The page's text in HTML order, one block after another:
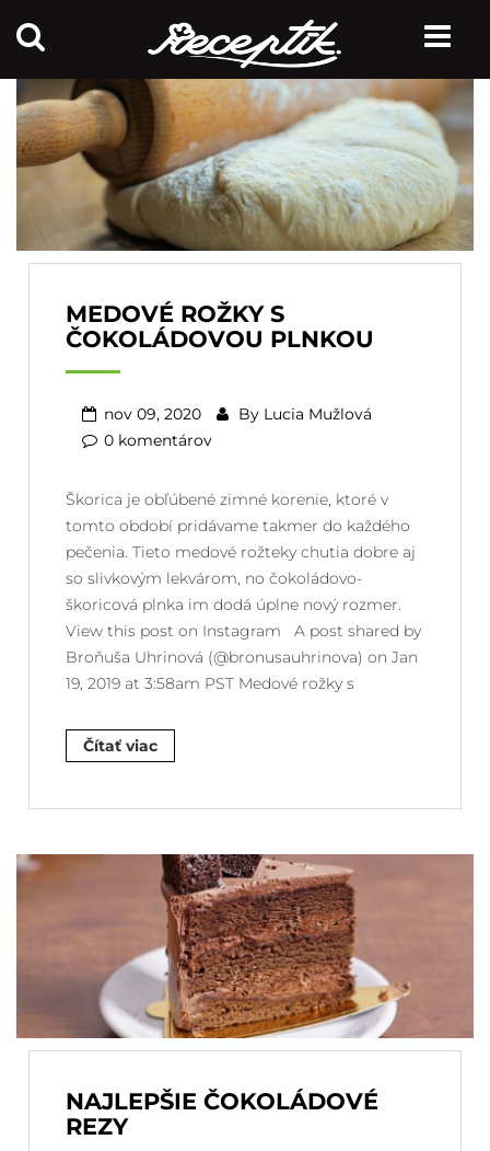
MEDOVÉ ROŽKY S
ČOKOLÁDOVOU PLNKOU
nov 09, 2020 By Lucia Mužlová
0 komentárov
Škorica je obľúbené zimné korenie, ktoré v
tomto období pridávame takmer do každého
pečenia. Tieto medové rožteky chutia dobre aj
so slivkovým lekvárom, no čokoládovo-
škoricová plnka im dodá úplne nový rozmer.
View this post on Instagram A post shared by
Broňuša Uhrinová (@bronusauhrinova) on Jan
19, 2019 at 3:58am PST Medové rožky s
Čítať viac
NAJLEPŠIE ČOKOLÁDOVÉ
REZY